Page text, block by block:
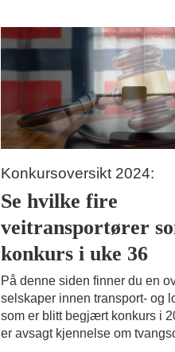
Konkursoversikt 2024:
Se hvilke fire
veitransportører
konkurs i uke 36
På denne siden finner du en
selskaper innen transport- og
som er blitt begjært konkurs i
er avsagt kjennelse om